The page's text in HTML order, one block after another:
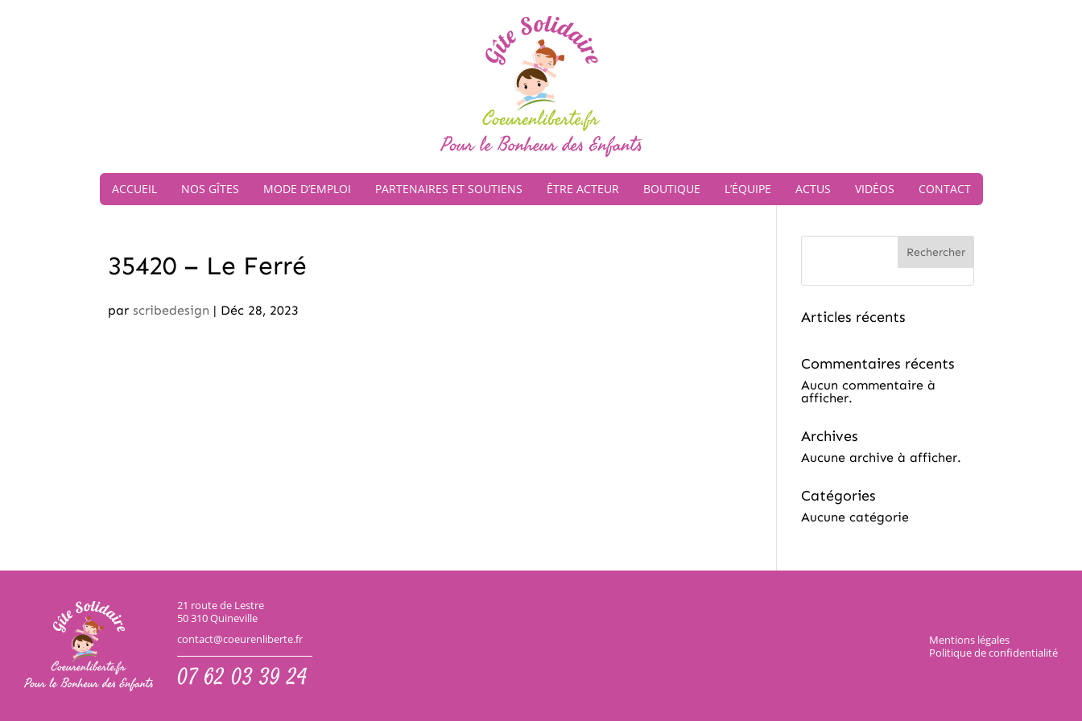
ACCUEIL NOS GÎTES MODE D’EMPLOI PARTENAIRES ET SOUTIENS ÊTRE ACTEUR BOUTIQUE L’ÉQUIPE ACTUS VIDÉOS CONTACT
35420 – Le Ferré
parscribedesign | Déc 28, 2023
Rechercher
Articles récents
Commentaires récents
Aucun commentaire à
afficher.
Archives
Aucune archive à afficher.
Catégories
Aucune catégorie
21 route de Lestre
50 310 Quineville
contact@coeurenliberte.fr
07 62 03 39 24
Mentions légales
Politique de confidentialité